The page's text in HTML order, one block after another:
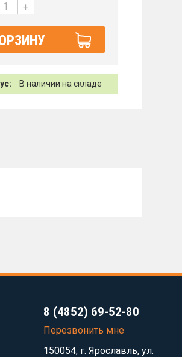
+
В наличии на складе
8 (4852) 69-52-80
Перезвонить мне
150054, г. Ярославль, ул.